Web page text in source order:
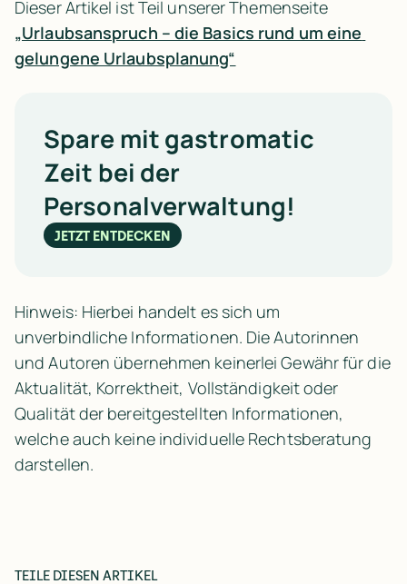
„Urlaubsanspruch – die Basics rund um eine
gelungene Urlaubsplanung“
Spare mit gastromatic
Zeit bei der
Personalverwaltung!
JETZT ENTDECKEN
Hinweis: Hierbei handelt es sich um
unverbindliche Informationen. Die Autorinnen
und Autoren übernehmen keinerlei Gewähr für die
Aktualität, Korrektheit, Vollständigkeit oder
Qualität der bereitgestellten Informationen,
welche auch keine individuelle Rechtsberatung
darstellen.
TEILE DIESEN ARTIKEL